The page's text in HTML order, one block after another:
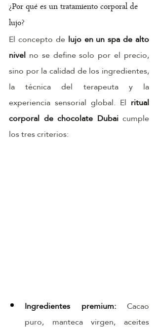
¿Por qué es un tratamiento corporal de
lujo?
El concepto de lujo en un spa de alto
nivel no se define solo por el precio,
sino por la calidad de los ingredientes,
la técnica del terapeuta y la
experiencia sensorial global. El ritual
corporal de chocolate Dubai cumple
los tres criterios:
Ingredientes premium: Cacao
puro, manteca virgen, aceites